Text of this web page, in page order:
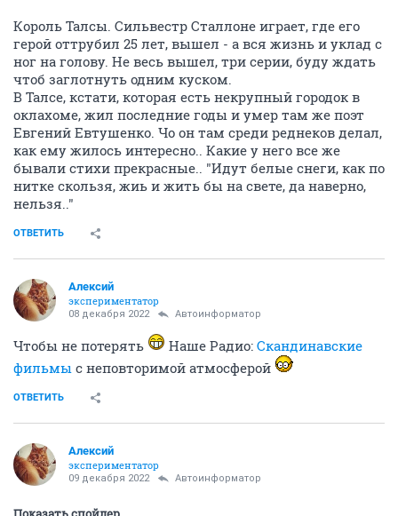
Король Талсы. Сильвестр Сталлоне играет, где его
герой оттрубил 25 лет, вышел - а вся жизнь и уклад с
ног на голову. Не весь вышел, три серии, буду ждать
чтоб заглотнуть одним куском.
В Талсе, кстати, которая есть некрупный городок в
оклахоме, жил последние годы и умер там же поэт
Евгений Евтушенко. Чо он там среди реднеков делал,
как ему жилось интересно.. Какие у него все же
бывали стихи прекрасные.. "Идут белые снеги, как по
нитке скользя, жиь и жить бы на свете, да наверно,
нельзя.."
ОТВЕТИТЬ
Алексий
экспериментатор
08 декабря 2022 Автоинформатор
Чтобы не потерять Наше Радио: Скандинавские
фильмы с неповторимой атмосферой
ОТВЕТИТЬ
Алексий
экспериментатор
09 декабря 2022 Автоинформатор